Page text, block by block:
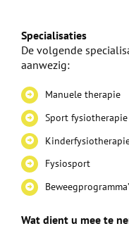
Specialisaties
De volgende
aanwezig:
Manuele therapie
Sport fysiotherapie
Fysiosport
Wat dient u mee te